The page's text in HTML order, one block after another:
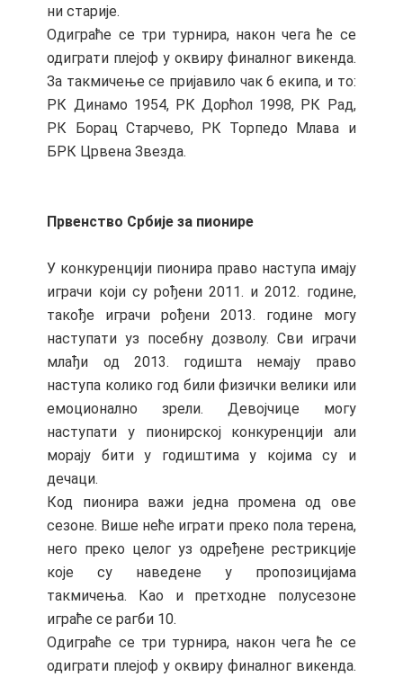
ни старије.
Одиграће се три турнира, након чега ће се
одиграти плејоф у оквиру финалног викенда.
За такмичење се пријавило чак 6 екипа, и то:
РК Динамо 1954, РК Дорћол 1998, РК Рад,
РК Борац Старчево, РК Торпедо Млава и
БРК Црвена Звезда.
Првенство Србије за пионире
У конкуренцији пионира право наступа имају
играчи који су рођени 2011. и 2012. године,
такође играчи рођени 2013. године могу
наступати уз посебну дозволу. Сви играчи
млађи од 2013. годишта немају право
наступа колико год били физички велики или
емоционално зрели. Девојчице могу
наступати у пионирској конкуренцији али
морају бити у годиштима у којима су и
дечаци.
Код пионира важи једна промена од ове
сезоне. Више неће играти преко пола терена,
него преко целог уз одређене рестрикције
које су наведене у пропозицијама
такмичења. Као и претходне полусезоне
играће се рагби 10.
Одиграће се три турнира, након чега ће се
одиграти плејоф у оквиру финалног викенда.